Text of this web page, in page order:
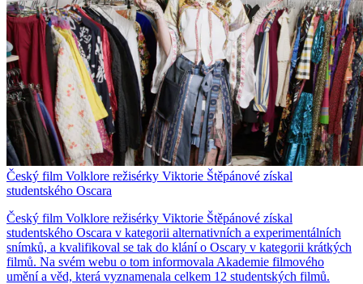
Český film Volklore režisérky Viktorie Štěpánové získal
studentského Oscara
Český film Volklore režisérky Viktorie Štěpánové získal
studentského Oscara v kategorii alternativních a experimentálních
snímků, a kvalifikoval se tak do klání o Oscary v kategorii krátkých
filmů. Na svém webu o tom informovala Akademie filmového
umění a věd, která vyznamenala celkem 12 studentských filmů.